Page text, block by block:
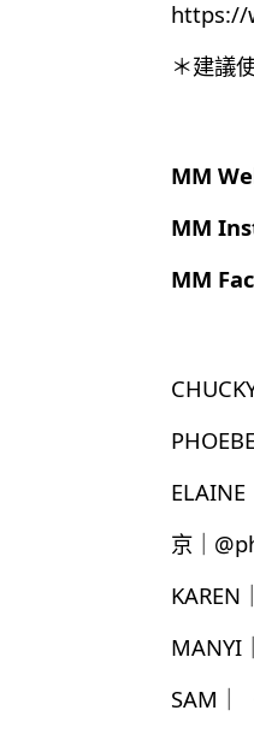
https://
＊建議
MM
MM
MM
京｜
KAREN
MANYI
SAM｜